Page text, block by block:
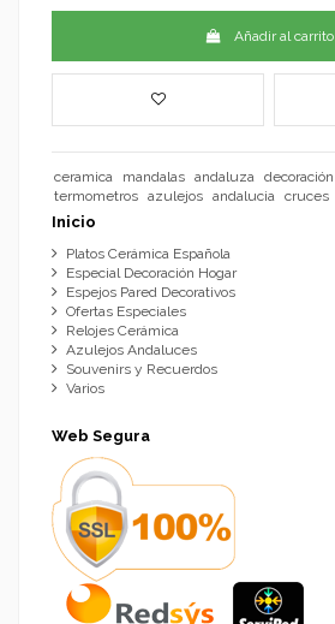
Añadir al carrito
ceramica mandalas andaluza decoración
termometros azulejos andalucia cruces
Inicio
Platos Cerámica Española
Especial Decoración Hogar
Espejos Pared Decorativos
Ofertas Especiales
Relojes Cerámica
Azulejos Andaluces
Souvenirs y Recuerdos
Varios
Web Segura